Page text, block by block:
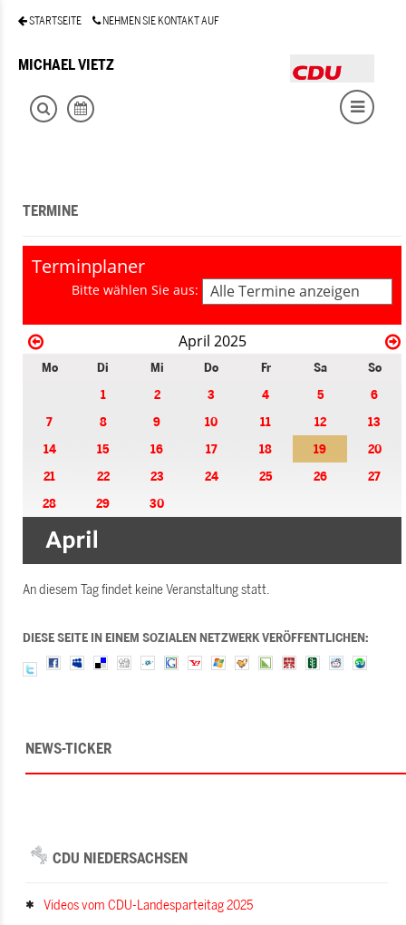
STARTSEITE NEHMEN SIE KONTAKT AUF
MICHAEL VIETZ
TERMINE
Terminplaner
Bitte wählen Sie aus: Alle Termine anzeigen
April 2025
Mo Di Mi Do Fr Sa
So
1
2 3 4 5
6
7
8 9 10 11 12
13
14
15 16 17 18 19
20
21
22 23 24 25 26
27
28
29 30
An diesem Tag findet keine Veranstaltung statt.
DIESE SEITE IN EINEM SOZIALEN NETZWERK VERÖFFENTLICHEN:
NEWS-TICKER
CDU NIEDERSACHSEN
Videos vom CDU-Landesparteitag 2025